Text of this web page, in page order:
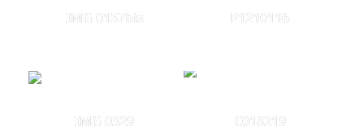
IMG 0157bis P1210116
IMG 0329 C018219